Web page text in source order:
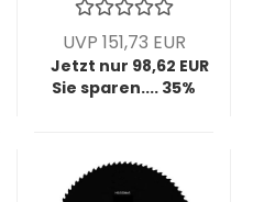
250x2,0x32 mm,
z200, BW T4, VPE =
1 Stück
UVP 151,73 EUR
Jetzt nur 98,62 EUR
Sie sparen.... 35%